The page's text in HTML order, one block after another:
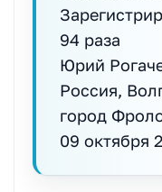
94 раза
Юрий
Россия,
город
09 октября